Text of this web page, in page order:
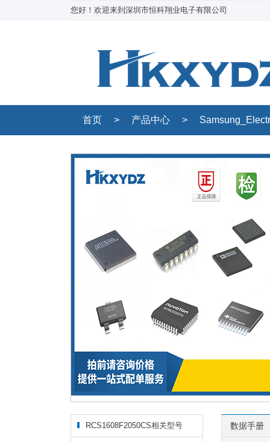
您好！欢迎来到深圳市恒科翔业电子有限公司
首页 > 产品中心 >
RCS1608F2050CS相关型号 数据手册